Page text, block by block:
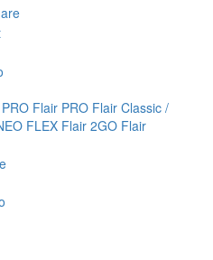
Flair PRO Flair Classic /
FLEX Flair 2GO Flair